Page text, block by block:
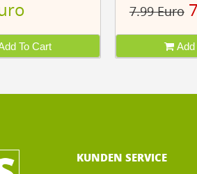
To Cart
7.99 Euro
Add
KUNDEN SERVICE